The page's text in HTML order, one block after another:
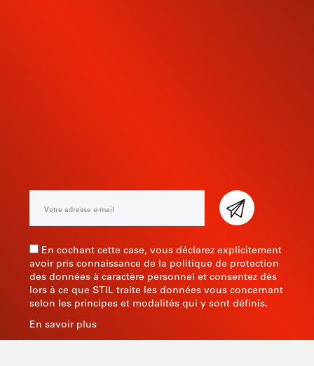
En cochant cette case, vous déclarez explicitement
avoir pris connaissance de la politique de protection
des données à caractère personnel et consentez dès
lors à ce que STIL traite les données vous concernant
selon les principes et modalités qui y sont définis.
En savoir plus